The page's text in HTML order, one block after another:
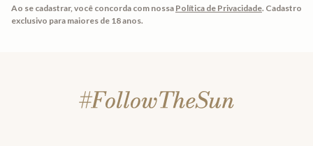
Ao se cadastrar, você concorda com nossa Política de Privacidade. Cadastro
exclusivo para maiores de 18 anos.